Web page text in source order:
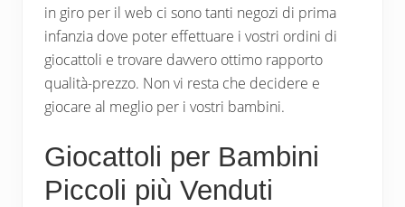
in giro per il web ci sono tanti negozi di prima
infanzia dove poter effettuare i vostri ordini di
giocattoli e trovare davvero ottimo rapporto
qualità-prezzo. Non vi resta che decidere e
giocare al meglio per i vostri bambini.
Giocattoli per Bambini
Piccoli più Venduti